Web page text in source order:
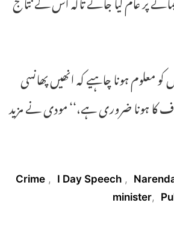
معلوم ہونا چاہیے کہ انھیں پھانسی
ہونا ضروری ہے،‘‘ مودی نے مزید
Crime , I Day Speech ,
minister,